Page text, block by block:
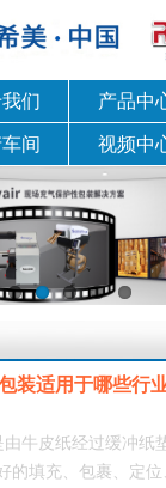
们 产品中
间 视频中
适用于哪些行业，
牛皮纸经过缓冲纸
的填充、包裹、定